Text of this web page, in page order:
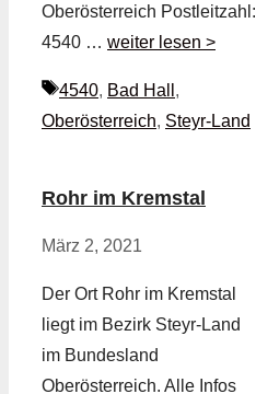
Oberösterreich Postleitzahl:
4540 … weiter lesen >
Schlagwörter
4540, Bad Hall ,
Oberösterreich, Steyr-Land
Rohr im Kremstal
März 2, 2021
Der Ort Rohr im Kremstal
liegt im Bezirk Steyr-Land
im Bundesland
Oberösterreich. Alle Infos